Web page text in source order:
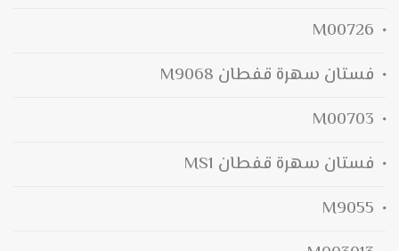
M00726
فستان سهرة قفطان M9068
M00703
فستان سهرة قفطان MS1
M9055